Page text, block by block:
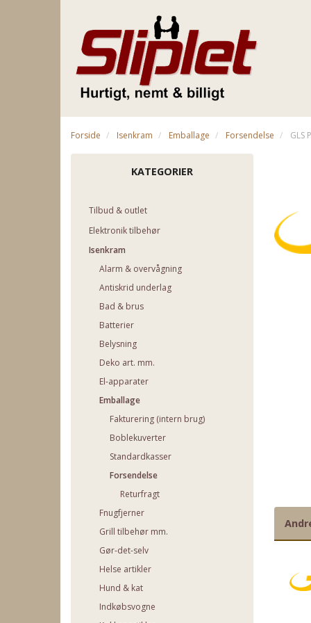
Forside Isenkram Emballage Forsendelse GLS
KATEGORIER
Tilbud & outlet
Elektronik tilbehør
Isenkram
Alarm & overvågning
Antiskrid underlag
Bad & brus
Batterier
Belysning
Deko art. mm.
El-apparater
Emballage
Fakturering (intern brug)
Boblekuverter
Standardkasser
Forsendelse
Returfragt
Fnugfjerner
Grill tilbehør mm.
Gør-det-selv
Helse artikler
Hund & kat
Indkøbsvogne